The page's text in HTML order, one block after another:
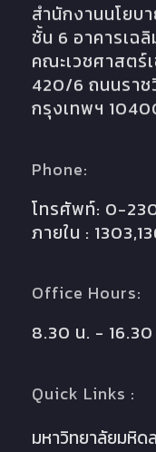
สำนักงานนโยบ
ชั้น 6 อาคารเฉ
คณะเวชศาสตร์
420/6 ถนนราช
กรุงเทพฯ
Phone:
โทรศัพท์: 0-
ภายใน :
Office Hours:
8.30 น. - 16.30
Quick Links :
มหาวิทยาลัยมหิดล